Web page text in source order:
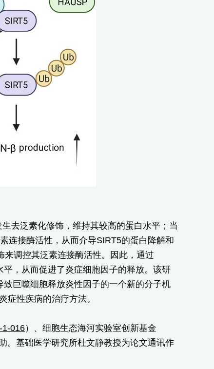
去泛素化修饰，维持其较高的蛋白水平；当
连接酶活性，从而介导SIRT5的蛋白降解和
调控其泛素连接酶活性。因此，通过
，从而促进了炎症细胞因子的释放。该研
巨噬细胞释放炎性因子的一个新的分子机
症性疾病的治疗方法。
1-016）、细胞生态海河实验室创新基金
。基础医学研究所杜文静教授为论文通讯作